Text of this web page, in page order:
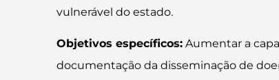
vulnerável do estado.
Objetivos específicos: Aumentar a
documentação da disseminação de